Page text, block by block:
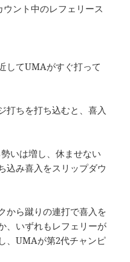
ント中のレフェリース
してUMAがすぐ打って
打ちを打ち込むと、喜入
いは増し、休ませない
込み喜入をスリップダウ
から蹴りの連打で喜入を
、いずれもレフェリーが
、UMAが第2代チャンピ